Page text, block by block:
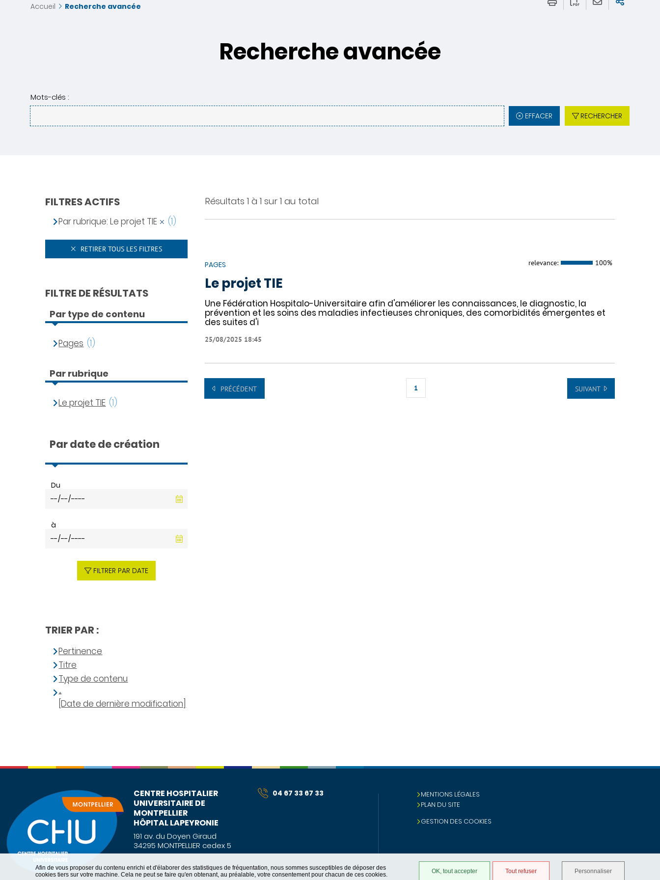
Afin de vous proposer du contenu enrichi et d'élaborer des statistiques de fréquentation, nous sommes susceptibles de déposer des
cookies tiers sur votre machine. Cela ne peut se faire qu'en obtenant, au préalable, votre consentement pour chacun de ces cookies.
OK, tout accepter Tout refuser Personnaliser
Accueil Recherche avancée
Recherche avancée
Mots-clés :
EFFACER RECHERCHER
Résultats 1 à 1 sur 1 au total
PAGES relevance: 100%
Le projet TIE
Une Fédération Hospitalo-Universitaire afin d'améliorer les connaissances, le diagnostic, la
prévention et les soins des maladies infectieuses chroniques, des comorbidités émergentes et
des suites d'i
25/08/2025 18:45
PRÉCÉDENT 1 SUIVANT
FILTRES ACTIFS
Par rubrique: Le projet TIE (1)
RETIRER TOUS LES FILTRES
FILTRE DE RÉSULTATS
Par type de contenu
Pages (1)
Par rubrique
Le projet TIE (1)
Par date de création
Du
à
FILTRER PAR DATE
TRIER PAR :
Pertinence
Titre
Type de contenu
[Date de dernière modification]
CENTRE HOSPITALIER
UNIVERSITAIRE DE
MONTPELLIER
HÔPITAL LAPEYRONIE
191 av. du Doyen Giraud
34295 MONTPELLIER cedex 5
04 67 33 67 33
MENTIONS LÉGALES
PLAN DU SITE
GESTION DES COOKIES